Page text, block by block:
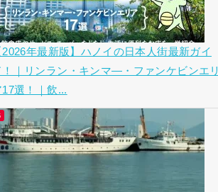
2026年最新版】ハノイの日本人街最新ガイ
！｜リンラン・キンマ―・ファンケビンエリ
17選！｜飲...